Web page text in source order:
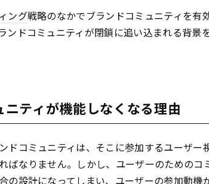
ング戦略のなかでブランドコミュニティを有
ンドコミュニティが閉鎖に追い込まれる背景
ニティが機能しなくなる理由
ドコミュニティは、そこに参加するユーザー
ばなりません。しかし、ユーザーのためのコ
の設計になってしまい、ユーザーの参加動機